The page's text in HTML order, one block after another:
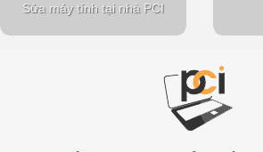
Sửa máy tính tại nhà PCI